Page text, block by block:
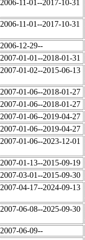
2006-11-01--2017-10-31
2006-11-01--2017-10-31
2006-12-29--
2007-01-01--2018-01-31
2007-01-02--2015-06-13
2007-01-06--2018-01-27
2007-01-06--2018-01-27
2007-01-06--2019-04-27
2007-01-06--2019-04-27
2007-01-06--2023-12-01
2007-01-13--2015-09-19
2007-03-01--2015-09-30
2007-04-17--2024-09-13
2007-06-08--2025-09-30
2007-06-09--